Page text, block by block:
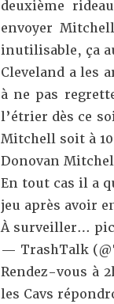
deuxième
envoyer
inutilisable, ça
Cleveland a les
à ne pas
l’étrier dès ce
Mitchell soit à
Donovan
En tout cas il a
jeu après avoir
À surveiller…
— TrashTalk
Rendez-vous à
les Cavs